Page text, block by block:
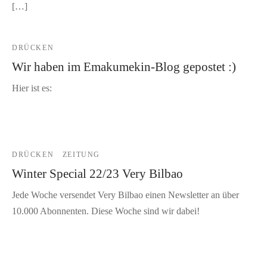
[…]
DRÜCKEN
Wir haben im Emakumekin-Blog gepostet :)
Hier ist es:
DRÜCKEN ZEITUNG
Winter Special 22/23 Very Bilbao
Jede Woche versendet Very Bilbao einen Newsletter an über
10.000 Abonnenten. Diese Woche sind wir dabei!